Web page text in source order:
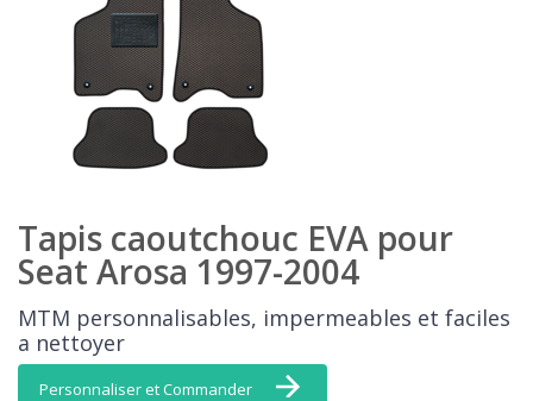
Tapis caoutchouc EVA pour
Seat Arosa 1997-2004
MTM personnalisables, impermeables et faciles
a nettoyer
Personnaliser et Commander